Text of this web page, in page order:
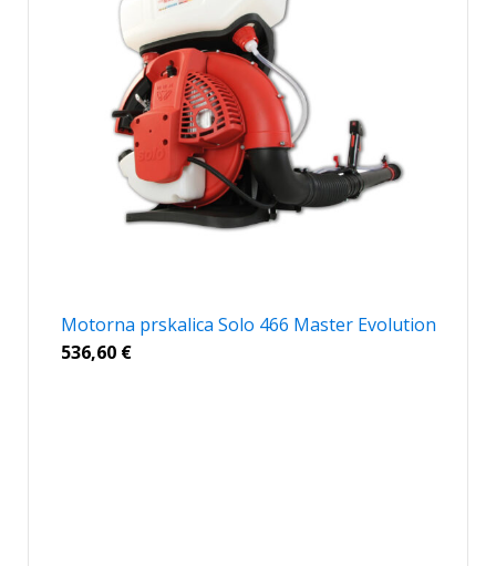
Motorna prskalica Solo 466 Master Evolution
536,60 €